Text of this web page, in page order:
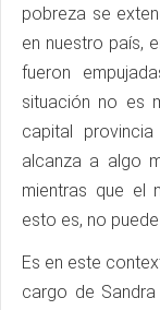
pobreza se
en nuestro país,
fueron
situación no es
capital
alcanza a algo
mientras que el
esto es, no
Es en este
cargo de